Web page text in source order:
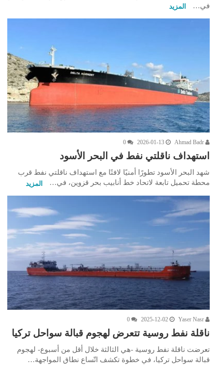
في…
المزيد
2026-01-13
0
استهداف ناقلتي نفط في البحر الأسود
شهد البحر الأسود تطورًا أمنيًا لافتًا مع استهداف ناقلتي نفط قرب
محطة تحميل تابعة لاتحاد خط أنابيب بحر قزوين، في…
المزيد
2025-12-02
0
ناقلة نفط روسية تتعرض لهجوم قبالة سواحل تركيا
تعرضت ناقلة نفط روسية -هي الثالثة خلال أقل من أسبوع- لهجوم
قبالة سواحل تركيا، في خطوة تكشف اتّساع نطاق المواجهة…